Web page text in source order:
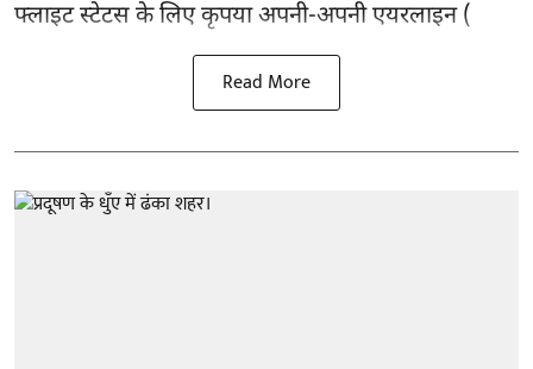
फ्लाइट स्टेटस के लिए कृपया अपनी-अपनी एयरलाइन (
Read More